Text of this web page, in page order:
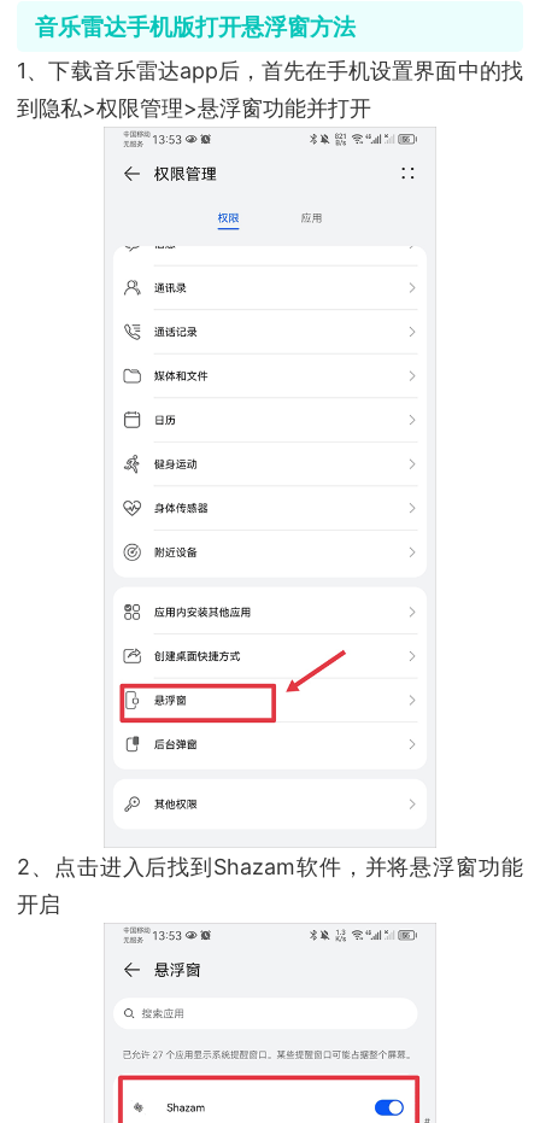
音乐雷达手机版打开悬浮窗方法
1、下载音乐雷达app后，首先在手机设置界面中的找
到隐私>权限管理>悬浮窗功能并打开
2、点击进入后找到Shazam软件，并将悬浮窗功能
开启